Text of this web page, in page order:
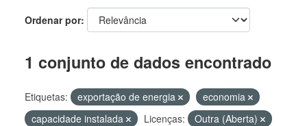
Ordenar por
1 conjunto de dados encontrado
Etiquetas: exportação de energia
economia
capacidade instalada
Licenças:
Outra (Aberta)